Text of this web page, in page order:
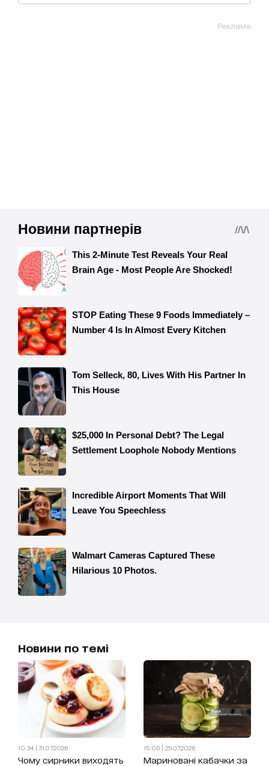
Реклама
Новини по темі
10:34 | 31.07.2026
Чому сирники виходять
15:06 | 25.07.2026
Мариновані кабачки за